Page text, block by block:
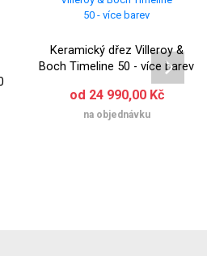
Keramický dřez Villeroy &
Boch Timeline 50 - více barev
od 24 990,00 Kč
na objednávku